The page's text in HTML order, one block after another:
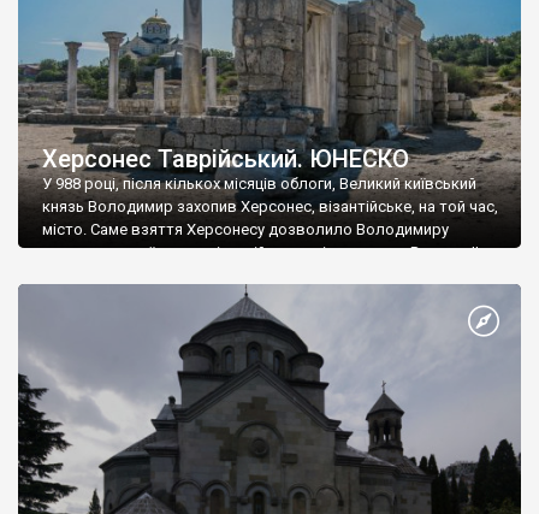
Херсонес Таврійський. ЮНЕСКО
У 988 році, після кількох місяців облоги, Великий київський
князь Володимир захопив Херсонес, візантійське, на той час,
місто. Саме взяття Херсонесу дозволило Володимиру
диктувати свої умови візантійському імператору Василю ІІ, та
Херсонесі Володимир-язичник, став Василем-християнином.
А потім було Хрещення Русі. На честь Херсонесу Таврійського